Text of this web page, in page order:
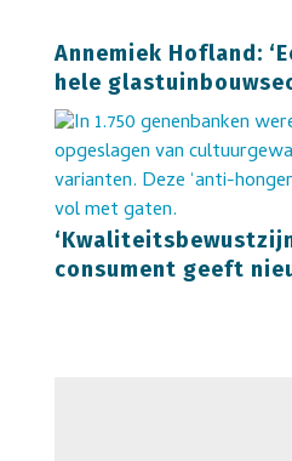
Annemiek Hofland:
hele
consument geeft